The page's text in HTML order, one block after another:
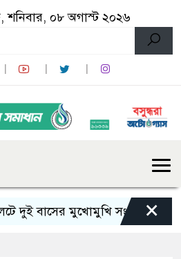
শনিবার, ০৮ অগাস্ট ২০২৬
বাসের মুখোমুখি সংঘর্ষে নিহত বেড়ে
×